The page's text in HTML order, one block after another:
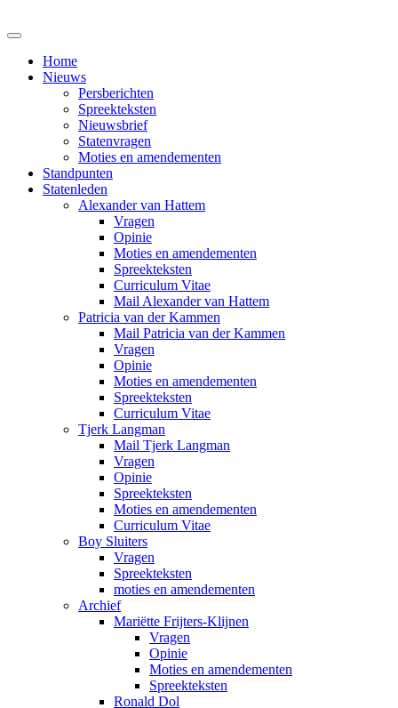
Home
Nieuws
Persberichten
Spreekteksten
Nieuwsbrief
Statenvragen
Moties en amendementen
Standpunten
Statenleden
Alexander van Hattem
Vragen
Opinie
Moties en amendementen
Spreekteksten
Curriculum Vitae
Mail Alexander van Hattem
Patricia van der Kammen
Mail Patricia van der Kammen
Vragen
Opinie
Moties en amendementen
Spreekteksten
Curriculum Vitae
Tjerk Langman
Mail Tjerk Langman
Vragen
Opinie
Spreekteksten
Moties en amendementen
Curriculum Vitae
Boy Sluiters
Vragen
Spreekteksten
moties en amendementen
Archief
Mariëtte Frijters-Klijnen
Vragen
Opinie
Moties en amendementen
Spreekteksten
Ronald Dol